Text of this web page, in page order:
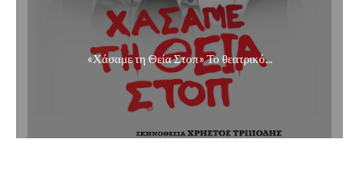
«Χάσαμε τη Θεία Στοπ» Το θεατρικό...